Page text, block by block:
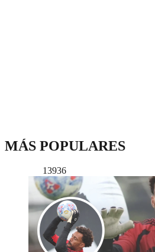
MÁS POPULARES
13936